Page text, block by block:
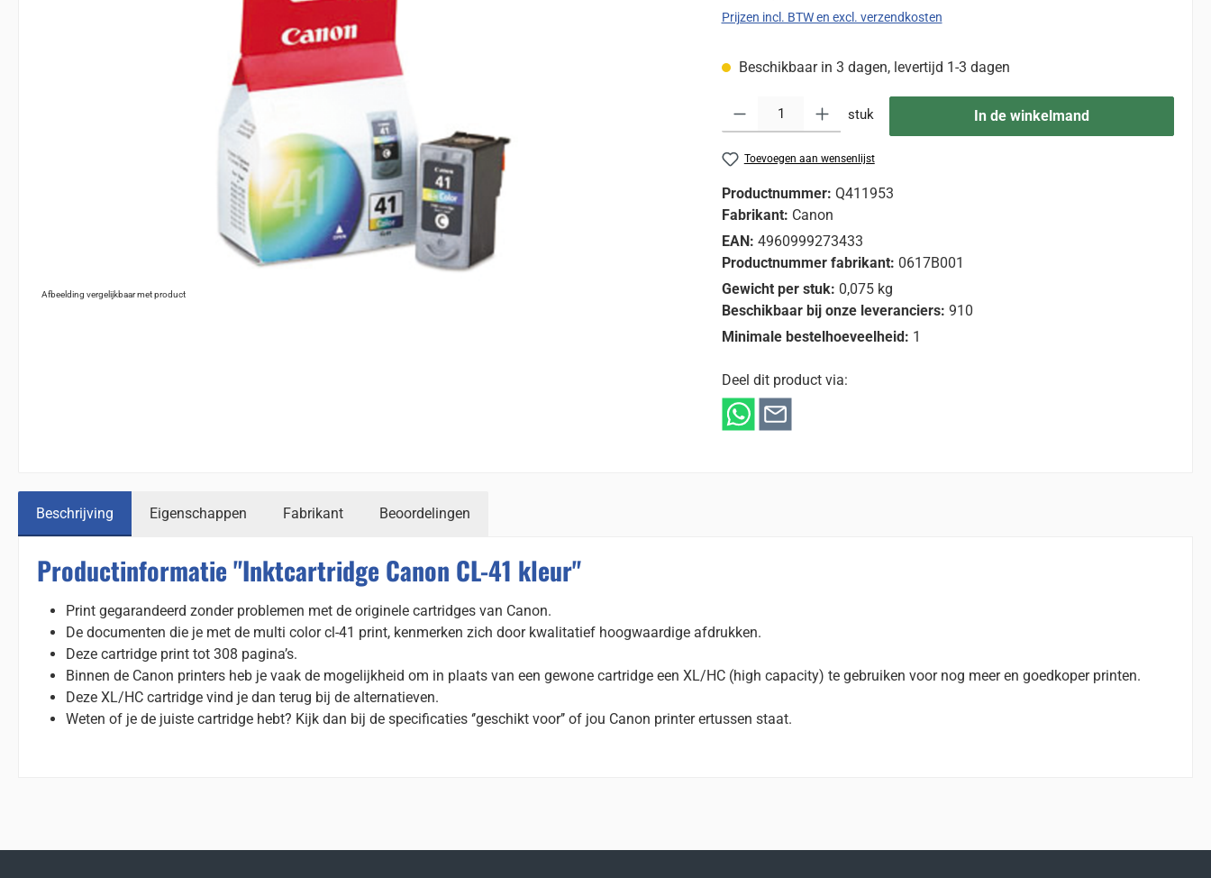
Afbeelding vergelijkbaar met product
Prijzen incl. BTW en excl. verzendkosten
Beschikbaar in 3 dagen, levertijd 1-3 dagen
Producthoeveelheid: Voer de gewenste hoeveelheid in of gebruik de knoppen om de
stuk In de winkelmand
Toevoegen aan wensenlijst
Productnummer: Q411953
Fabrikant: Canon
EAN: 4960999273433
Productnummer fabrikant: 0617B001
Gewicht per stuk: 0,075 kg
Beschikbaar bij onze leveranciers: 910
Minimale bestelhoeveelheid: 1
Deel dit product via:
Beschrijving Eigenschappen Fabrikant Beoordelingen
Productinformatie "Inktcartridge Canon CL-41 kleur"
Print gegarandeerd zonder problemen met de originele cartridges van Canon.
De documenten die je met de multi color cl-41 print, kenmerken zich door kwalitatief hoogwaardige afdrukken.
Deze cartridge print tot 308 pagina’s.
Binnen de Canon printers heb je vaak de mogelijkheid om in plaats van een gewone cartridge een XL/HC (high capacity) te gebruiken voor nog meer en goedkoper printen.
Deze XL/HC cartridge vind je dan terug bij de alternatieven.
Weten of je de juiste cartridge hebt? Kijk dan bij de specificaties ‘’geschikt voor’’ of jou Canon printer ertussen staat.